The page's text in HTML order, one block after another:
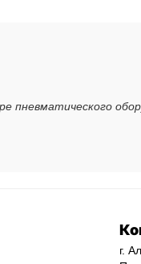
пневматического
г.